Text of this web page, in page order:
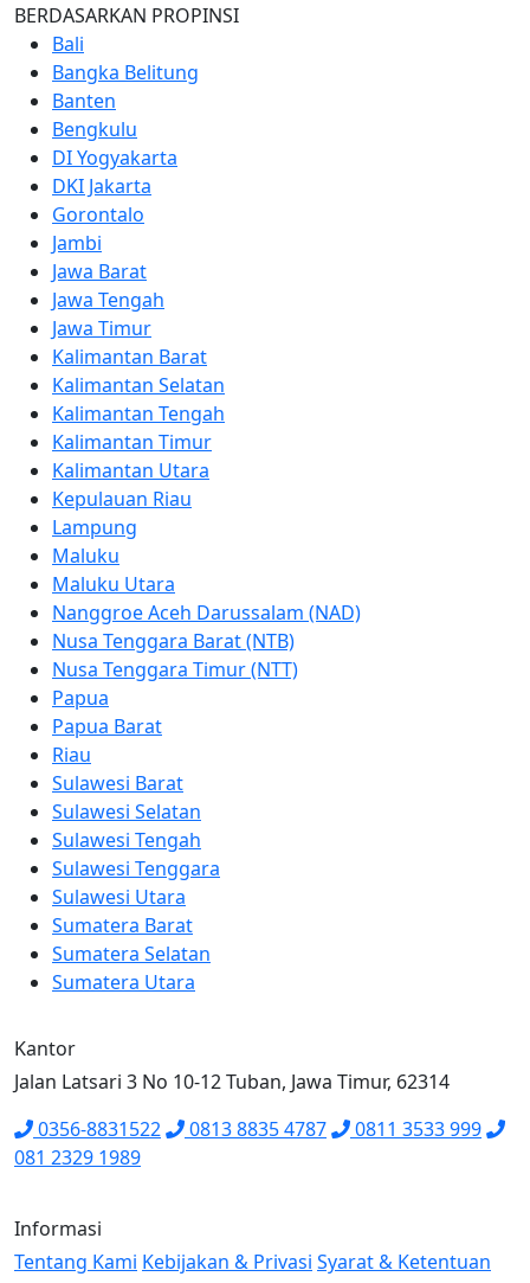
BERDASARKAN PROPINSI
Bali
Bangka Belitung
Banten
Bengkulu
DI Yogyakarta
DKI Jakarta
Gorontalo
Jambi
Jawa Barat
Jawa Tengah
Jawa Timur
Kalimantan Barat
Kalimantan Selatan
Kalimantan Tengah
Kalimantan Timur
Kalimantan Utara
Kepulauan Riau
Lampung
Maluku
Maluku Utara
Nanggroe Aceh Darussalam (NAD)
Nusa Tenggara Barat (NTB)
Nusa Tenggara Timur (NTT)
Papua
Papua Barat
Riau
Sulawesi Barat
Sulawesi Selatan
Sulawesi Tengah
Sulawesi Tenggara
Sulawesi Utara
Sumatera Barat
Sumatera Selatan
Sumatera Utara
Kantor
Jalan Latsari 3 No 10-12 Tuban, Jawa Timur, 62314
0356-8831522
0813 8835 4787
0811 3533 999
081 2329 1989
Informasi
Tentang Kami Kebijakan & Privasi Syarat & Ketentuan